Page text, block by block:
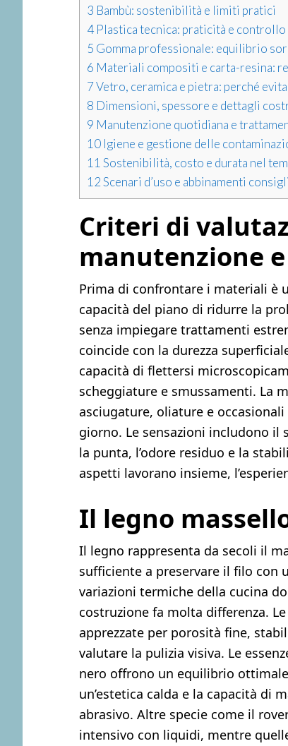
3 Bambù: sostenibilità e limiti pratici
4 Plastica tecnica: praticità e
5 Gomma professionale: equilibrio
6 Materiali compositi e carta-resina:
7Vetro, ceramica e pietra: perché
8 Dimensioni, spessore e dettagli
9 Manutenzione quotidiana e
10 Igiene e gestione delle
11 Sostenibilità, costo e durata nel
12Scenari d’uso e abbinamenti
Criteri di
manutenzione
Prima di confrontare i materiali è
capacità del piano di ridurre la
senza impiegare trattamenti
coincide con la durezza
capacità di flettersi
scheggiature e smussamenti. La
asciugature, oliature e
giorno. Le sensazioni includono
la punta, l’odore residuo e la
aspetti lavorano insieme,
Il legno
Il legno rappresenta da secoli il
sufficiente a preservare il filo con
variazioni termiche della cucina
costruzione fa molta differenza.
apprezzate per porosità fine,
valutare la pulizia visiva. Le
nero offrono un equilibrio
un’estetica calda e la capacità di
abrasivo. Altre specie come il
intensivo con liquidi, mentre